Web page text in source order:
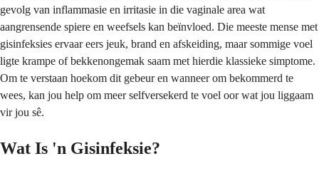
gevolg van inflammasie en irritasie in die vaginale area wat
aangrensende spiere en weefsels kan beïnvloed. Die meeste mense met
gisinfeksies ervaar eers jeuk, brand en afskeiding, maar sommige voel
ligte krampe of bekkenongemak saam met hierdie klassieke simptome.
Om te verstaan hoekom dit gebeur en wanneer om bekommerd te
wees, kan jou help om meer selfversekerd te voel oor wat jou liggaam
vir jou sê.
Wat Is 'n Gisinfeksie?